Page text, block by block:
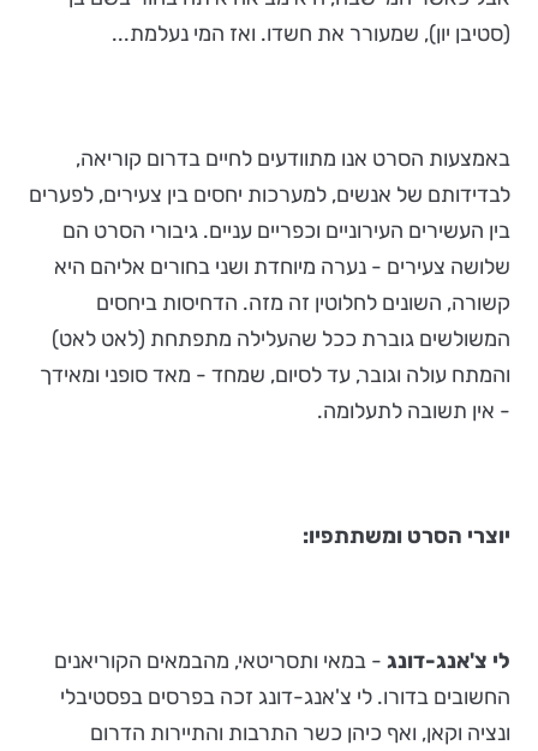
(סטיבן יון), שמעורר את חשדו. ואז המי נעלמת...
באמצעות הסרט אנו מתוודעים לחיים בדרום קוריאה,
לבדידותם של אנשים, למערכות יחסים בין צעירים, לפערים
בין העשירים העירוניים וכפריים עניים. גיבורי הסרט הם
שלושה צעירים - נערה מיוחדת ושני בחורים אליהם היא
קשורה, השונים לחלוטין זה מזה. הדחיסות ביחסים
המשולשים גוברת ככל שהעלילה מתפתחת (לאט לאט)
והמתח עולה וגובר, עד לסיום, שמחד - מאד סופני ומאידך
- אין תשובה לתעלומה.
יוצרי הסרט ומשתתפיו:
לי צ'אנג-דונג - במאי ותסריטאי, מהבמאים הקוריאנים
החשובים בדורו. לי צ'אנג-דונג זכה בפרסים בפסטיבלי
ונציה וקאן, ואף כיהן כשר התרבות והתיירות הדרום